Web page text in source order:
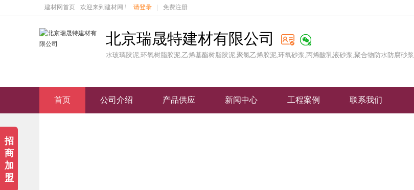
建材网首页 欢迎来到建材网 ! 请登录 免费注册
北京瑞晟特建材有限公司
水玻璃胶泥,环氧树脂胶泥,乙烯基酯树脂胶泥,聚氯乙烯胶泥,环氧砂浆,丙烯酸乳液砂浆,聚合物防水防腐砂浆
首页 公司介绍 产品供应 新闻中心 工程案例 联系我们
招
商
加
盟